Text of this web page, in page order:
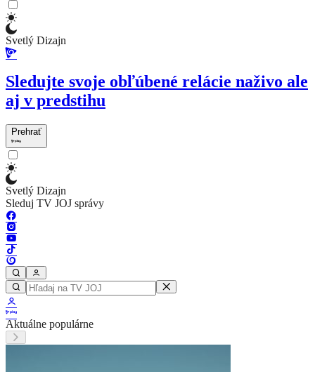
Svetlý Dizajn
Sledujte svoje obľúbené relácie naživo ale
aj v predstihu
Prehrať
Svetlý Dizajn
Sleduj TV JOJ správy
Aktuálne populárne